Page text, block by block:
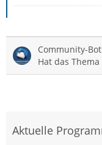
Community-Bot
Hat das
Aktuelle